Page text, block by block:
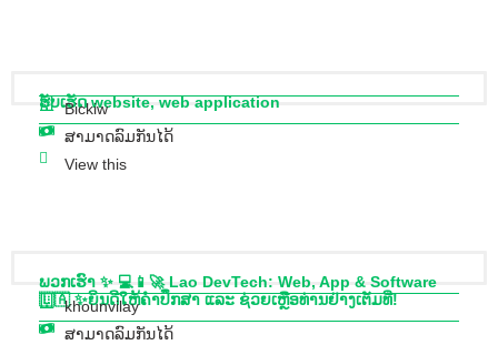
ຮັບເຮັດ website, web application
Bickiw
ສາມາດລົມກັນໄດ້
View this
ພວກເຮົາ ✨ 💻📱🚀 Lao DevTech: Web, App & Software
🇱🇦 ✨ຍິນດີໃຫ້ຄຳປຶກສາ ແລະ ຊ່ວຍເຫຼືອທ່ານຢ່າງເຕັມທີ່!
khounvilay
ສາມາດລົມກັນໄດ້